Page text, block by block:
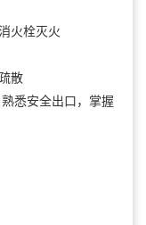
火栓灭火
散
悉安全出口，掌握